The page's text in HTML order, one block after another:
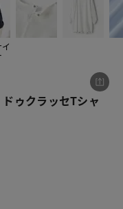
ゥクラッセTシャ